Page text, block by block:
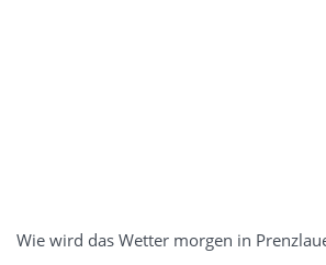
Wie wird das Wetter morgen in